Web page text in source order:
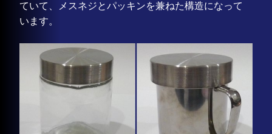
ていて、メスネジとパッキンを兼ねた構造になって
います。